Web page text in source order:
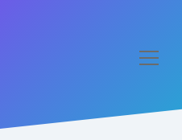
menüyü